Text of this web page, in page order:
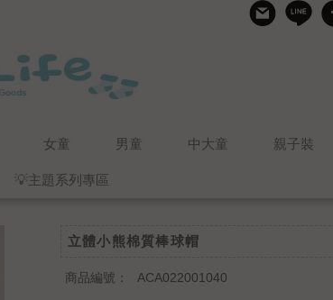
女童 男童 中大童 親子裝
💡主題系列專區
立體小熊棉質棒球帽
商品編號： ACA022001040